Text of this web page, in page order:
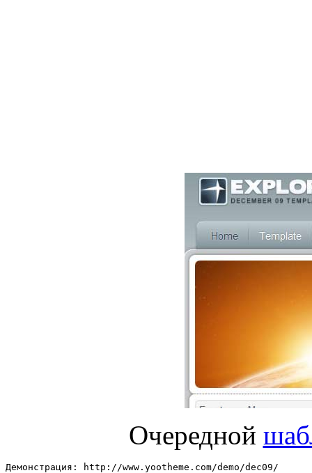
Очередной
Демонстрация: http://www.yootheme.com/demo/dec09/